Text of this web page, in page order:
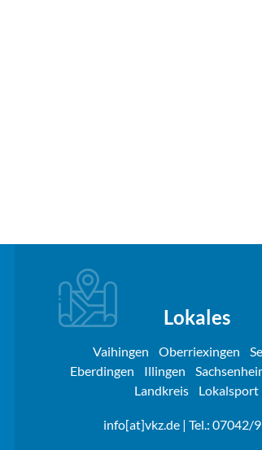
Lokales
Vaihingen Oberriexingen
Eberdingen
Illingen
Landkreis
Lokalsport
info[at]vkz.de| Tel.: 07042/